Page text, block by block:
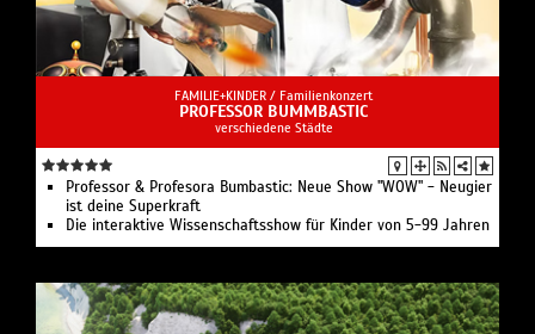
FAMILIE+KINDER / Familienkonzert
PROFESSOR BUMMBASTIC
verschiedene Städte
Professor & Profesora Bumbastic: Neue Show "WOW" - Neugier
ist deine Superkraft
Die interaktive Wissenschaftsshow für Kinder von 5-99 Jahren